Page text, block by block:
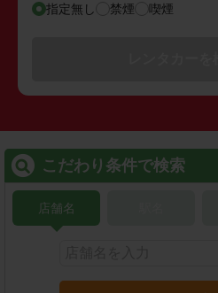
指定無し 禁煙 喫煙
こだわり条件で検索
店舗名